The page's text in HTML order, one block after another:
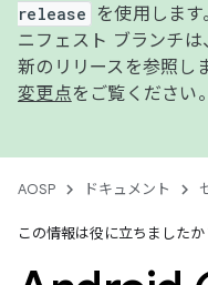
release
を使用します。
ニフェスト ブランチ
新のリリースを参照し
変更点をご覧ください。
AOSP ドキュメント
この情報は役に立ちましたか